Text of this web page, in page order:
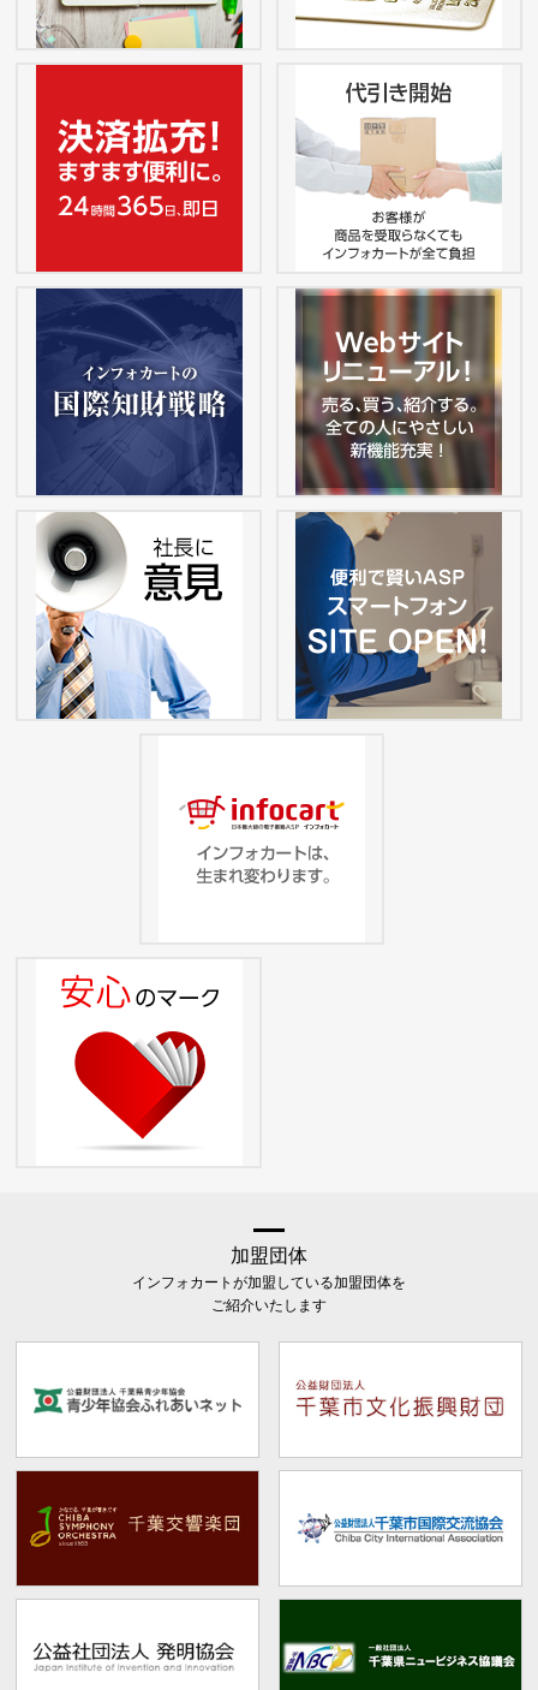
加盟団体
インフォカートが加盟している加盟団体を
ご紹介いたします